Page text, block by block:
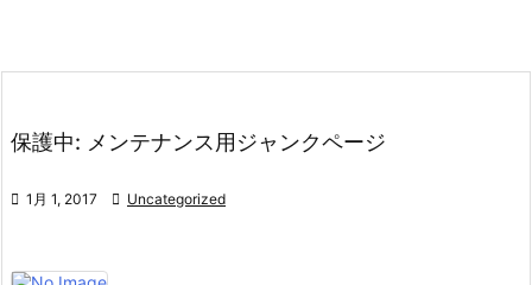
保護中: メンテナンス用ジャンクページ
 1月 1, 2017  Uncategorized